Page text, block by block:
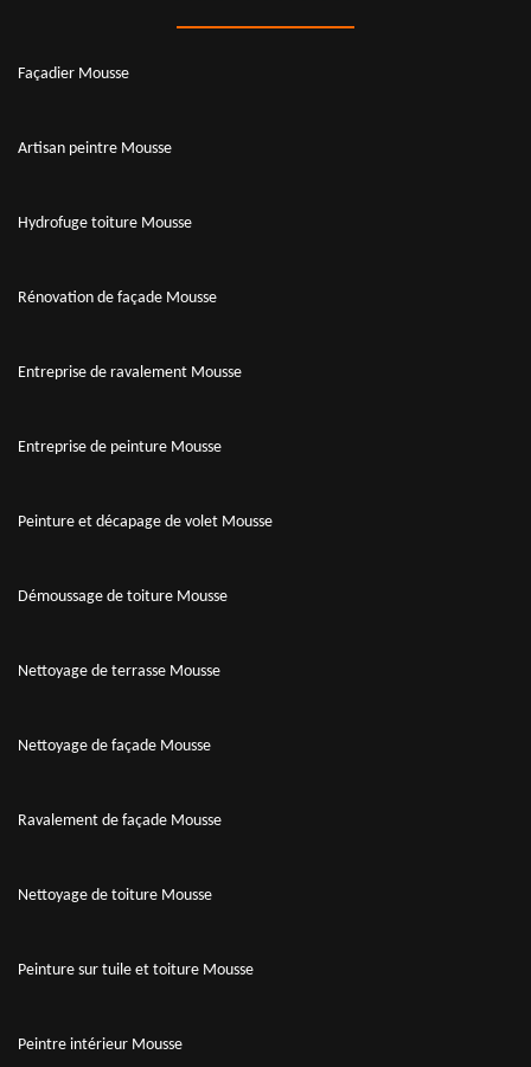
Façadier Mousse
Artisan peintre Mousse
Hydrofuge toiture Mousse
Rénovation de façade Mousse
Entreprise de ravalement Mousse
Entreprise de peinture Mousse
Peinture et décapage de volet Mousse
Démoussage de toiture Mousse
Nettoyage de terrasse Mousse
Nettoyage de façade Mousse
Ravalement de façade Mousse
Nettoyage de toiture Mousse
Peinture sur tuile et toiture Mousse
Peintre intérieur Mousse